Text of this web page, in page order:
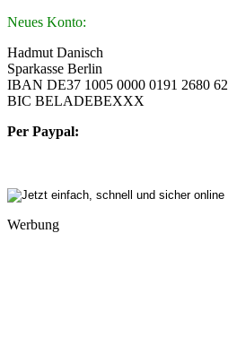
Neues Konto:
Hadmut Danisch
Sparkasse Berlin
IBAN DE37 1005 0000 0191 2680 62
BIC BELADEBEXXX
Per Paypal:
Werbung